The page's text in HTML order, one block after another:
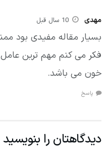
مهدی 10 سال قبل
بسیار مقاله مفیدی بود
فکر می کنم مهم ترین
خون می باشد.
پاسخ
دیدگاهتان را بنویسید